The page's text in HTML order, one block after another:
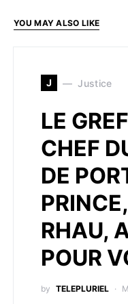
YOU MAY ALSO LIKE
J Justice
LE
CHEF
DE
RHAU,
POUR
by TELEPLURIEL